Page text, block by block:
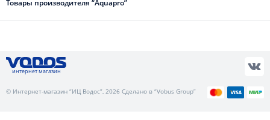
Товары производителя “Aquapro”
интернет магазин
© Интернет-магазин “ИЦ Водос”, 2026 Сделано в “Vobus Group”